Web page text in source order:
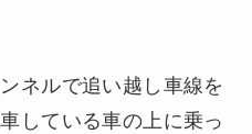
ネルで追い越し車線を
している車の上に乗っ